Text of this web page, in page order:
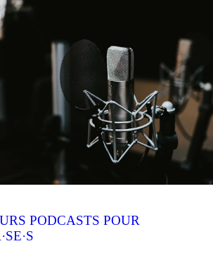
PODCASTS POUR